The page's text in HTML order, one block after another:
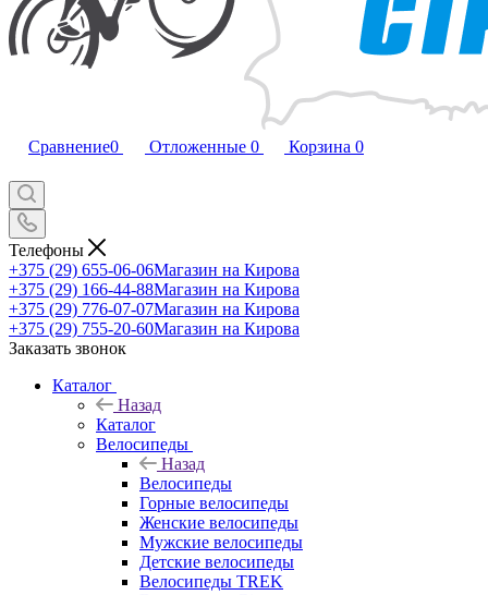
Сравнение0 Отложенные 0 Корзина 0
Телефоны
+375 (29) 655-06-06Магазин на Кирова
+375 (29) 166-44-88Магазин на Кирова
+375 (29) 776-07-07Магазин на Кирова
+375 (29) 755-20-60Магазин на Кирова
Заказать звонок
Каталог
Назад
Каталог
Велосипеды
Назад
Велосипеды
Горные велосипеды
Женские велосипеды
Мужские велосипеды
Детские велосипеды
Велосипеды TREK